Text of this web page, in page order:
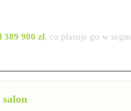
389 900 zł, co plasuje go w